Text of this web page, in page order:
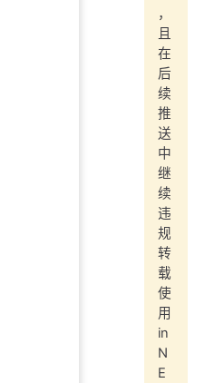
，
且
在
后
续
推
送
中
继
续
违
规
转
载
使
用
in
N
E